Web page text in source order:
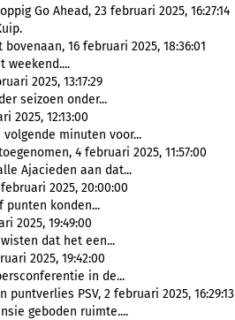
Go Ahead, 23 februari 2025, 16:27:14
16 februari 2025, 18:36:01
weekend....
2025, 13:17:29
seizoen onder...
2025, 12:13:00
volgende minuten voor...
4 februari 2025, 11:57:00
Ajacieden aan dat...
2025, 20:00:00
punten konden...
2025, 19:49:00
dat het een...
2025, 19:42:00
in de...
PSV, 2 februari 2025, 16:29:13
geboden ruimte....